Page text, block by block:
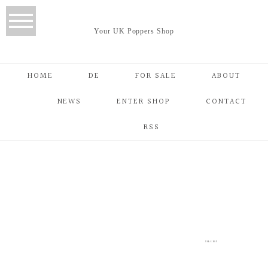
Your UK Poppers Shop
HOME DE FOR SALE ABOUT
NEWS ENTER SHOP CONTACT
RSS
USA SHOP